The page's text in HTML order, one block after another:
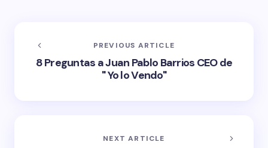
PREVIOUS ARTICLE
8 Preguntas a Juan Pablo Barrios CEO de
" Yo lo Vendo"
NEXT ARTICLE